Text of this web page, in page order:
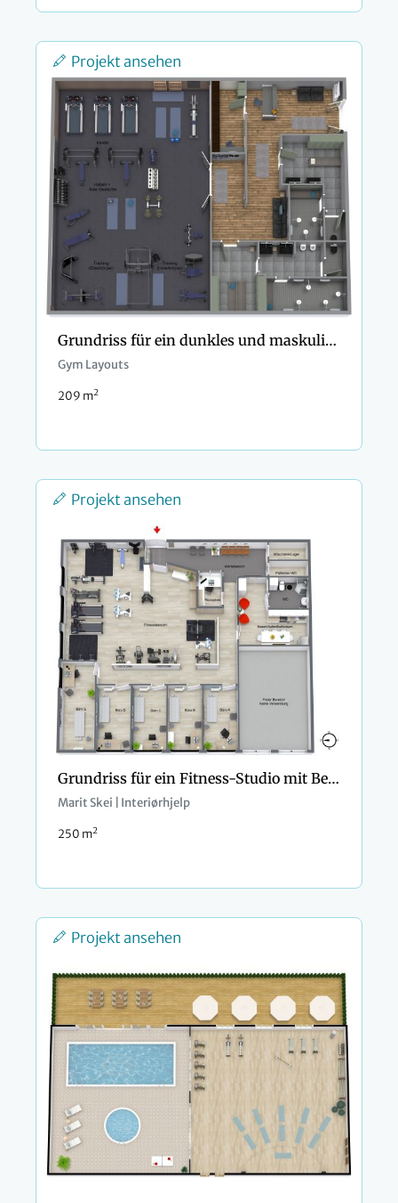
Projekt ansehen
Grundriss für ein dunkles und maskulines Fitness-Studio
Gym Layouts
209 m2
Projekt ansehen
Grundriss für ein Fitness-Studio mit Behandlungsräumen
Marit Skei | Interiørhjelp
250 m2
Projekt ansehen